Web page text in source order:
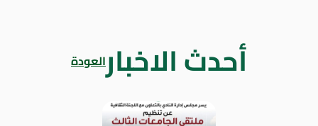
أحدث الاخبارالعودة